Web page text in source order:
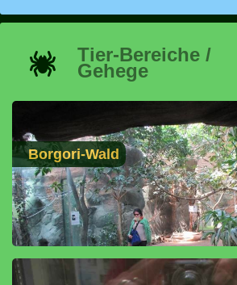
Tier-Bereiche /
Gehege
Borgori-Wald